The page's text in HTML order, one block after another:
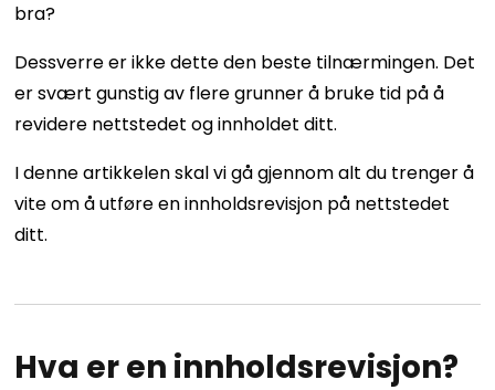
bra?
Dessverre er ikke dette den beste tilnærmingen. Det
er svært gunstig av flere grunner å bruke tid på å
revidere nettstedet og innholdet ditt.
I denne artikkelen skal vi gå gjennom alt du trenger å
vite om å utføre en innholdsrevisjon på nettstedet
ditt.
Hva er en innholdsrevisjon?